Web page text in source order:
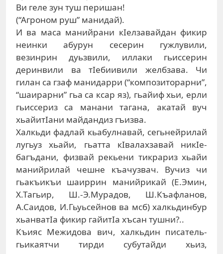
Ви геле зун туш перишан!
(“Агроном руш” манидай).
И ва маса манийрани кIелзавайдан фикир
неинки абурун сесерин гужлувили,
везинрин дуьзвили, иллаки гьиссерин
деринвили ва тIебиивили желбзава. Чи
гилан са гзаф манидарри (“композиторарни”,
“шаирарни” гьа са ксар яз), гьайиф хьи, ерли
гьиссериз са манани тагана, акатай вуч
хьайитIани майдандиз гъизва.
Халкьди фадлай кьабулнавай, сегьнейрилай
лугьуз хьайи, гьатта кIвалахзавай никIе-
багъдани, физвай рекьени тикрариз хьайи
манийрилай чешне къачузвач. Вучиз чи
гьакъикъи шаиррин манийрикай (Е.Эмин,
Х.Тагьир, Ш.-Э.Мурадов, Ш.Къафланов,
А.Саидов, И.Гьуьсейнов ва мсб) халкьдинбур
хьанватIа фикир гайитIа хъсан тушни?..
Къияс Межидова вич, халкьдин писатель-
гьикаятчи тирди субутайди хьиз,